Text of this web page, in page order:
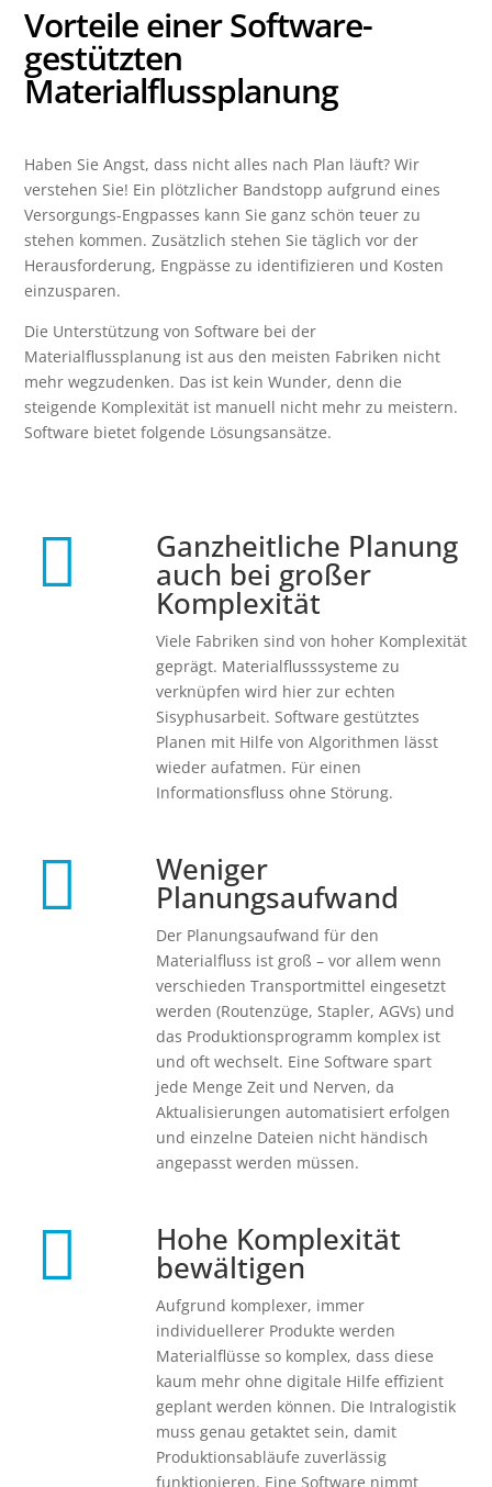
Vorteile einerSoftware-
gestützten
Materialflussplanung
Haben Sie Angst, dass nicht alles nach Plan läuft? Wir
verstehen Sie! Ein plötzlicher Bandstopp aufgrund eines
Versorgungs-Engpasses kann Sie ganz schön teuer zu
stehen kommen. Zusätzlich stehen Sie täglich vor der
Herausforderung, Engpässe zu identifizieren und Kosten
einzusparen.
Die Unterstützung von Software bei der
Materialflussplanung ist aus den meisten Fabriken nicht
mehr wegzudenken. Das ist kein Wunder, denn die
steigende Komplexität ist manuell nicht mehr zu meistern.
Software bietet folgende Lösungsansätze.
 Ganzheitliche Planung
auch bei großer
Komplexität
Viele Fabriken sind von hoher Komplexität
geprägt. Materialflusssysteme zu
verknüpfen wird hier zur echten
Sisyphusarbeit. Software gestütztes
Planen mit Hilfe von Algorithmen lässt
wieder aufatmen. Für einen
Informationsfluss ohne Störung.
 Weniger
Planungsaufwand
Der Planungsaufwand für den
Materialfluss ist groß – vor allem wenn
verschieden Transportmittel eingesetzt
werden (Routenzüge, Stapler, AGVs) und
das Produktionsprogramm komplex ist
und oft wechselt. Eine Software spart
jede Menge Zeit und Nerven, da
Aktualisierungen automatisiert erfolgen
und einzelne Dateien nicht händisch
angepasst werden müssen.
 Hohe Komplexität
bewältigen
Aufgrund komplexer, immer
individuellerer Produkte werden
Materialflüsse so komplex, dass diese
kaum mehr ohne digitale Hilfe effizient
geplant werden können. Die Intralogistik
muss genau getaktet sein, damit
Produktionsabläufe zuverlässig
funktionieren. Eine Software nimmt